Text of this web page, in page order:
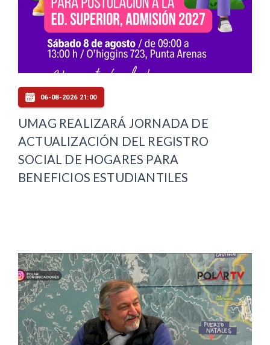
06-08-2026 21:00
UMAG REALIZARÁ JORNADA DE
ACTUALIZACIÓN DEL REGISTRO
SOCIAL DE HOGARES PARA
BENEFICIOS ESTUDIANTILES